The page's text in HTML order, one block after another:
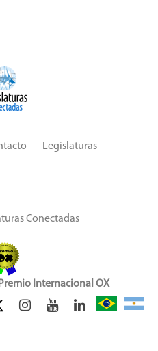
Legislaturas
Conectadas
Internacional OX